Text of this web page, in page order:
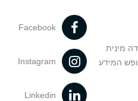
מינית
המידע
Facebook
Instagram
Linkedin